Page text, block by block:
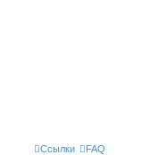
Ссылки FAQ